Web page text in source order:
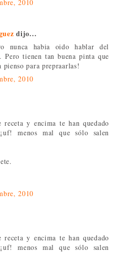
2010
dijo...
nunca habia oido hablar del
Pero tienen tan buena pinta que
pienso para prepraarlas!
2010
y encima te han quedado
menos mal que sólo salen
2010
y encima te han quedado
menos mal que sólo salen